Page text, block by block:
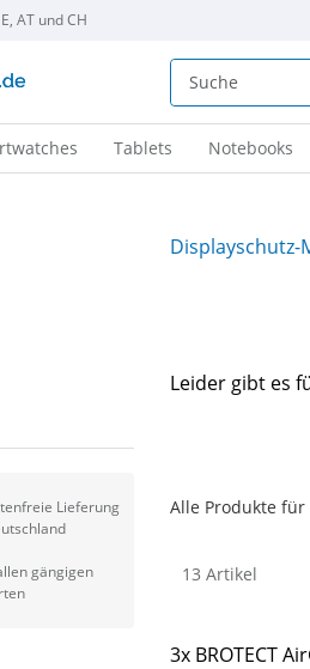
AT und CH
Tablets Notebooks
Lieferung
gängigen
Displayschutz-
Leider gibt es
Alle Produkte für
13 Artikel
3x BROTECT